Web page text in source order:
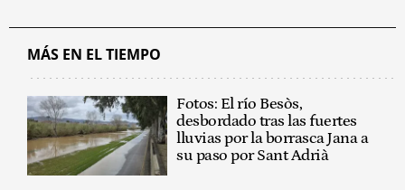
MÁS EN EL TIEMPO
Fotos: El río Besòs,
desbordado tras las fuertes
lluvias por la borrasca Jana a
su paso por Sant Adrià